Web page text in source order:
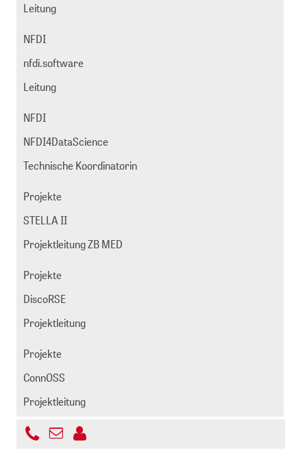
Leitung
NFDI
nfdi.software
Leitung
NFDI
NFDI4DataScience
Technische Koordinatorin
Projekte
STELLA II
Projektleitung ZB MED
Projekte
DiscoRSE
Projektleitung
Projekte
ConnOSS
Projektleitung
+49 E-